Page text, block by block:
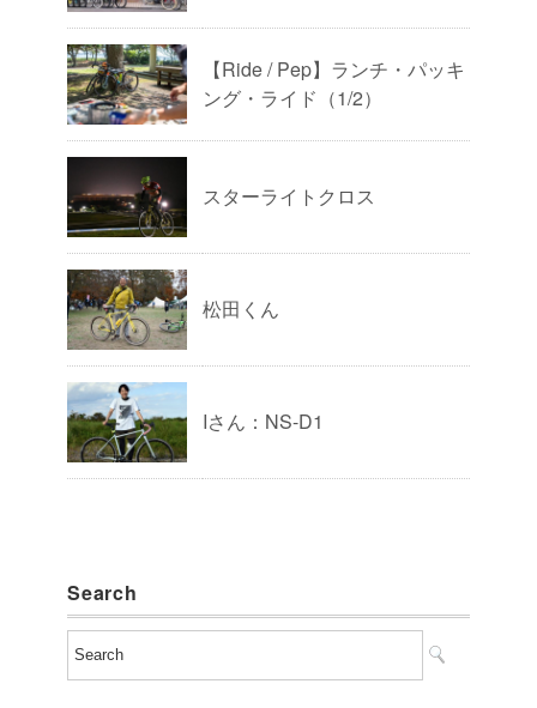
【Ride / Pep】ランチ・パッキ
ング・ライド（1/2）
スターライトクロス
松田くん
Iさん：NS-D1
Search